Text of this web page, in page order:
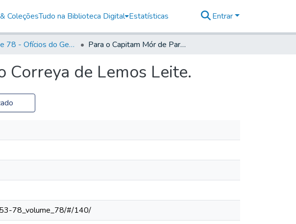
ColeçõesTudo na Biblioteca Digital Estatísticas Entrar
Volume 78 - Ofícios do General Martim Lopes Lobo de Saldanha (1777) Para o Capitam Mór de Parnaiba- Antonio Correya de Lemos Leite.
Correya de Lemos Leite.
78_volume_78/#/140/